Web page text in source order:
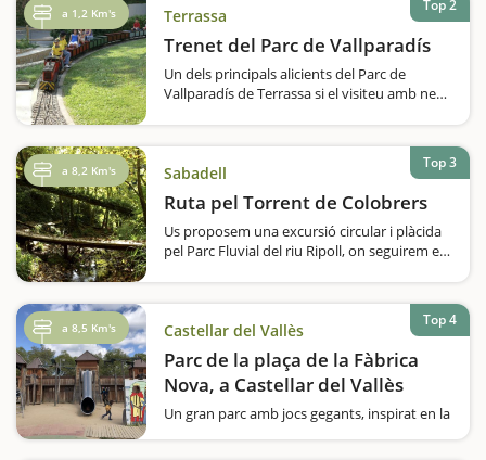
dels més grans d'Europa. L'estació…
a 1,2 Km's Terrassa
Trenet del Parc de Vallparadís
Un dels principals alicients del Parc de
Vallparadís de Terrassa si el visiteu amb nens
recorregut tan sols és d'uns 400 metres,
pujar dalt…
Top 2
a 8,2 Km's Sabadell
Ruta pel Torrent de Colobrers
Us proposem una excursió circular i plàcida
pel Parc Fluvial del riu Ripoll, on seguirem el
podem descobrir paisatges verds, frescos i
humits, una cova i passarem…
Top 3
a 8,5 Km's Castellar del Vallès
Parc de la plaça de la Fàbrica
Nova, a Castellar del Vallès
Un gran parc amb jocs gegants, inspirat en la
Top 4